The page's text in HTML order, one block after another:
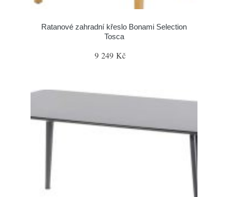
Ratanové zahradní křeslo Bonami Selection
Tosca
9 249 Kč